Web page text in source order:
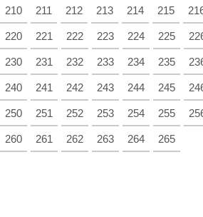
210 211 212 213 214 215
220 221 222 223 224 225
230 231 232 233 234 235
240 241 242 243 244 245
250 251 252 253 254 255
260 261 262 263 264 265